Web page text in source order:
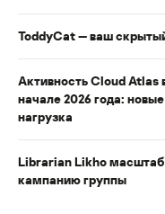
ToddyCat — ваш
Активность Cloud Atlas
начале 2026 года:
нагрузка
Librarian Likho
кампанию группы